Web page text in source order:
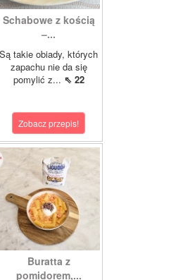
Schabowe z kością
–...
Są takie obiady, których
zapachu nie da się
pomylić z... ⇖ 22
Zobacz przepis!
Buratta z
pomidorem,...